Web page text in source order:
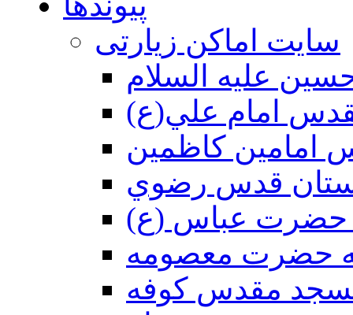
سایت اماکن زیارتی
عليه السلام
امام علي(ع)
امامين كاظمين
قدس رضوي
حضرت عباس (ع)
حضرت معصومه
مقدس كوفه